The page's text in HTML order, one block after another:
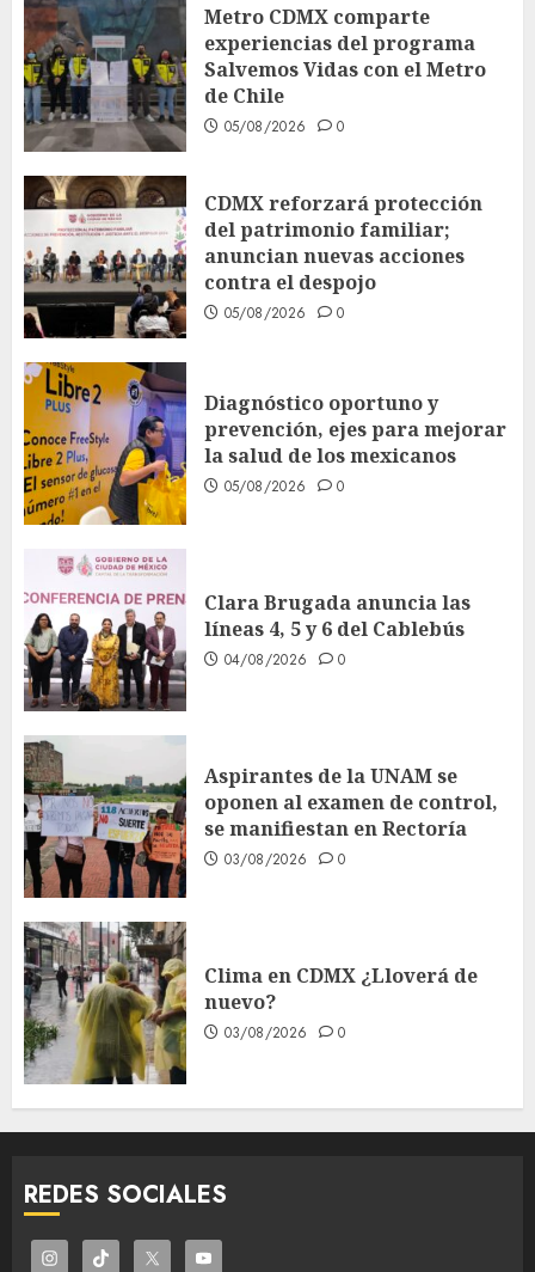
Metro CDMX comparte
experiencias del programa
Salvemos Vidas con el Metro
de Chile
05/08/2026 0
CDMX reforzará protección
del patrimonio familiar;
anuncian nuevas acciones
contra el despojo
05/08/2026 0
Diagnóstico oportuno y
prevención, ejes para mejorar
la salud de los mexicanos
05/08/2026 0
Clara Brugada anuncia las
líneas 4, 5 y 6 del Cablebús
04/08/2026 0
Aspirantes de la UNAM se
oponen al examen de control,
se manifiestan en Rectoría
03/08/2026 0
Clima en CDMX ¿Lloverá de
nuevo?
03/08/2026 0
REDES SOCIALES